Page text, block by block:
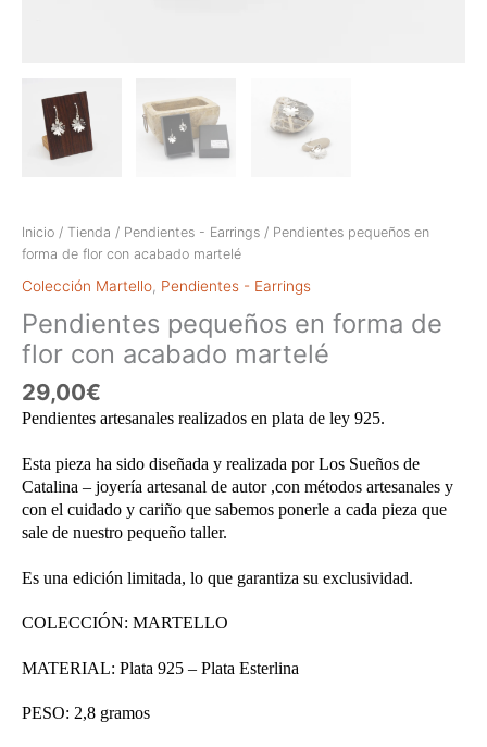
Inicio / Tienda / Pendientes - Earrings / Pendientes pequeños en
forma de flor con acabado martelé
Colección Martello Pendientes - Earrings
Pendientes pequeños en forma de
flor con acabado martelé
29,00€
Pendientes artesanales realizados en plata de ley 925.
Esta pieza ha sido diseñada y realizada por Los Sueños de
Catalina – joyería artesanal de autor ,con métodos artesanales y
con el cuidado y cariño que sabemos ponerle a cada pieza que
sale de nuestro pequeño taller.
Es una edición limitada, lo que garantiza su exclusividad.
COLECCIÓN: MARTELLO
MATERIAL: Plata 925 – Plata Esterlina
PESO: 2,8 gramos